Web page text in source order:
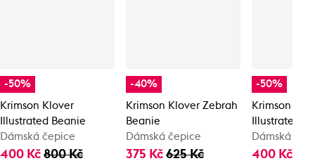
-50%
Krimson Klover
Illustrated Beanie
Dámská čepice
400 Kč 800 Kč
-40%
Krimson Klover Zebrah
Beanie
Dámská čepice
375 Kč625 Kč
-50%
Krimson
Illustrated
Dámská
400 Kč